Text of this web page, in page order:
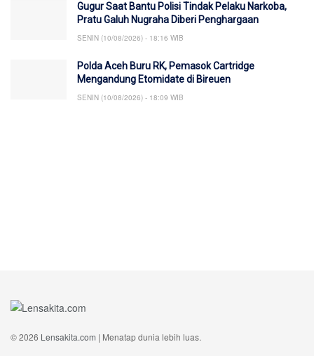
Gugur Saat Bantu Polisi Tindak Pelaku Narkoba,
Pratu Galuh Nugraha Diberi Penghargaan
SENIN (10/08/2026) - 18:16 WIB
Polda Aceh Buru RK, Pemasok Cartridge
Mengandung Etomidate di Bireuen
SENIN (10/08/2026) - 18:09 WIB
© 2026 Lensakita.com | Menatap dunia lebih luas.